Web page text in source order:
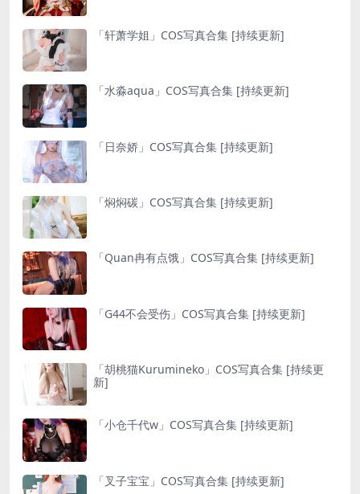
「轩萧学姐」COS写真合集 [持续更新]
「水淼aqua」COS写真合集 [持续更新]
「日奈娇」COS写真合集 [持续更新]
「焖焖碳」COS写真合集 [持续更新]
「Quan冉有点饿」COS写真合集 [持续更新]
「G44不会受伤」COS写真合集 [持续更新]
「胡桃猫Kurumineko」COS写真合集 [持续更
新]
「小仓千代w」COS写真合集 [持续更新]
「叉子宝宝」COS写真合集 [持续更新]